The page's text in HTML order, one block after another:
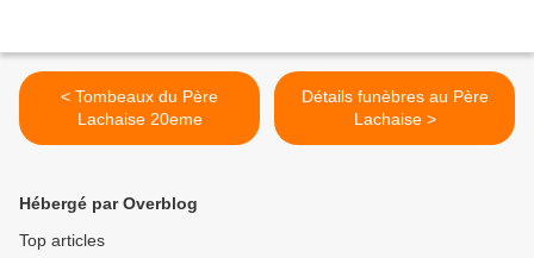
< Tombeaux du Père
Lachaise 20eme
Détails funèbres au Père
Lachaise >
Hébergé par Overblog
Top articles